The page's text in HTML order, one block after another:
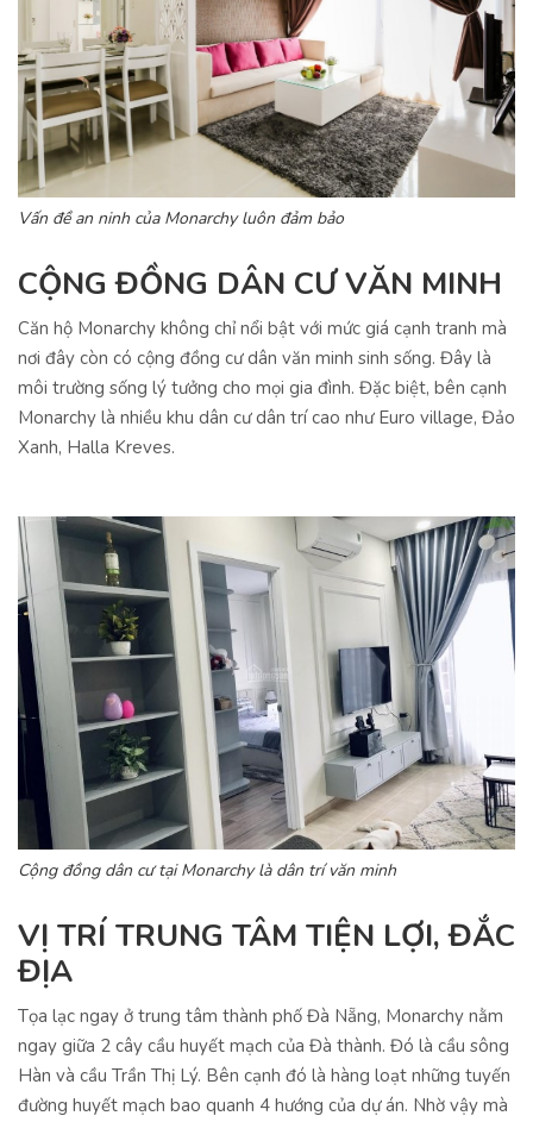
Vấn đề an ninh của Monarchy luôn đảm bảo
CỘNG ĐỒNG DÂN CƯ VĂN MINH
Căn hộ Monarchy không chỉ nổi bật với mức giá cạnh tranh mà
nơi đây còn có cộng đồng cư dân văn minh sinh sống. Đây là
môi trường sống lý tưởng cho mọi gia đình. Đặc biệt, bên cạnh
Monarchy là nhiều khu dân cư dân trí cao như Euro village, Đảo
Xanh, Halla Kreves.
Cộng đồng dân cư tại Monarchy là dân trí văn minh
VỊ TRÍ TRUNG TÂM TIỆN LỢI, ĐẮC
ĐỊA
Tọa lạc ngay ở trung tâm thành phố Đà Nẵng, Monarchy nằm
ngay giữa 2 cây cầu huyết mạch của Đà thành. Đó là cầu sông
Hàn và cầu Trần Thị Lý. Bên cạnh đó là hàng loạt những tuyến
đường huyết mạch bao quanh 4 hướng của dự án. Nhờ vậy mà